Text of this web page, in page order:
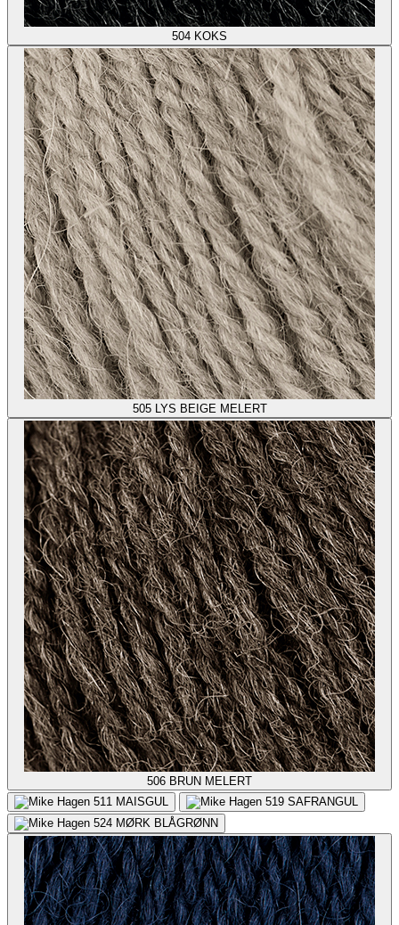
504 KOKS
505 LYS BEIGE MELERT
506 BRUN MELERT
511 MAISGUL 519 SAFRANGUL
524 MØRK BLÅGRØNN